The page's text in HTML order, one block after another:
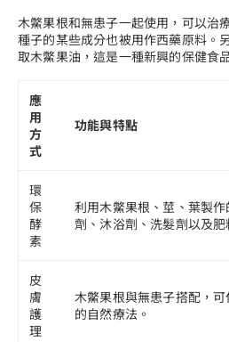
木鱉果根和無患子一起使用，可以治
種子的某些成分也被用作西藥原料。
取木鱉果油，這是一種新興的保健食
應
用
方
式
功能與特點
環
保
酵
素
利用木鱉果根、莖、葉製
劑、沐浴劑、洗髮劑以及肥
皮
膚
護
理
木鱉果根與無患子搭配，
的自然療法。